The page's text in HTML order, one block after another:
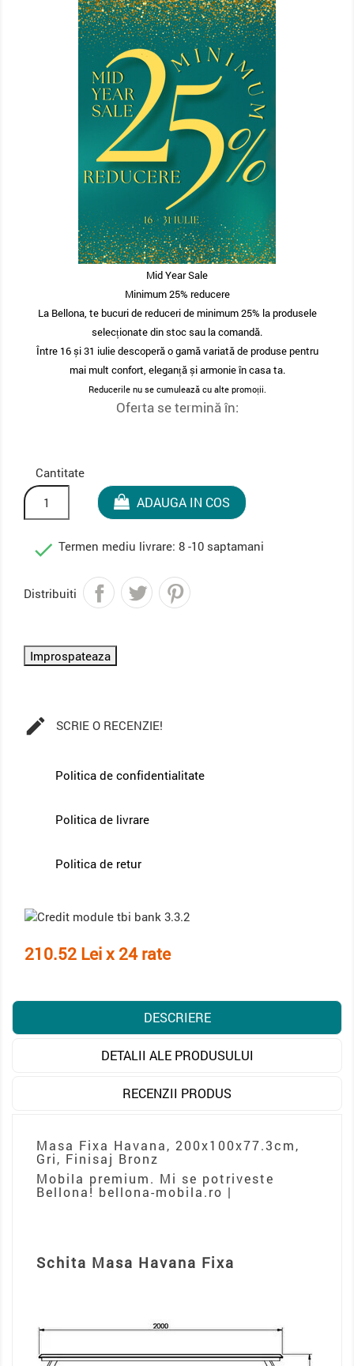
Mid Year Sale
Minimum 25% reducere
La Bellona, te bucuri de reduceri de minimum 25% la produsele
selecționate din stoc sau la comandă.
Între 16 și 31 iulie descoperă o gamă variată de produse pentru
mai mult confort, eleganță și armonie în casa ta.
Reducerile nu se cumulează cu alte promoții.
Oferta se termină în:
Cantitate
ADAUGA IN COS
 Termen mediu livrare: 8 -10 saptamani
Distribuiti
 SCRIE O RECENZIE!
Politica de confidentialitate
Politica de livrare
Politica de retur
210.52 Lei x 24 rate
DESCRIERE
DETALII ALE PRODUSULUI
RECENZII PRODUS
Masa Fixa Havana, 200x100x77.3cm,
Gri, Finisaj Bronz
Mobila premium. Mi se potriveste
Bellona! bellona-mobila.ro |
Schita Masa Havana Fixa